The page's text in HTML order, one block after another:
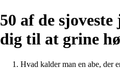
50 af de
dig til at grine
Hvad kalder man en abe, der